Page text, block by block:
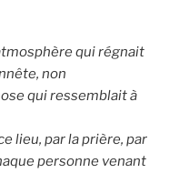
qui régnait
non
qui ressemblait à
lieu, par la prière, par
personne venant